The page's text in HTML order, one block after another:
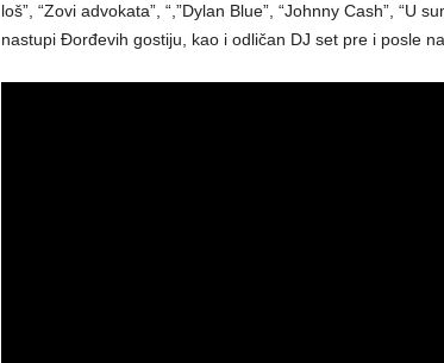
loš”, “Zovi advokata”, “,”Dylan Blue”, “Johnny Cash”, “U
nastupi Đorđevih gostiju, kao i odličan DJ set pre i posle